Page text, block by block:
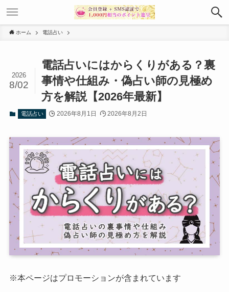
ホーム 電話占い
電話占いにはからくりがある？裏
事情や仕組み・偽占い師の見極め
方を解説【2026年最新】
2026
8/02
電話占い 2026年8月1日 2026年8月2日
※本ページはプロモーションが含まれています